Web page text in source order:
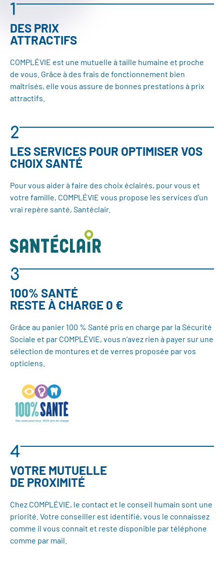
1
DES PRIX
ATTRACTIFS
COMPLÉVIE est une mutuelle à taille humaine et proche
de vous. Grâce à des frais de fonctionnement bien
maîtrisés, elle vous assure de bonnes prestations à prix
attractifs.
2
LES SERVICES POUR OPTIMISER VOS
CHOIX SANTÉ
Pour vous aider à faire des choix éclairés, pour vous et
votre famille, COMPLÉVIE vous propose les services d’un
vrai repère santé, Santéclair.
3
100% SANTÉ
RESTE À CHARGE 0 €
Grâce au panier 100 % Santé pris en charge par la Sécurité
Sociale et par COMPLÉVIE, vous n’avez rien à payer sur une
sélection de montures et de verres proposée par vos
opticiens.
4
VOTRE MUTUELLE
DE PROXIMITÉ
Chez COMPLÉVIE, le contact et le conseil humain sont une
priorité. Votre conseiller est identifié, vous le connaissez
comme il vous connait et reste disponible par téléphone
comme par mail.